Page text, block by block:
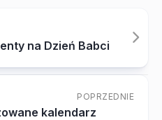
na Dzień Babci
POPRZEDNIE
kalendarz